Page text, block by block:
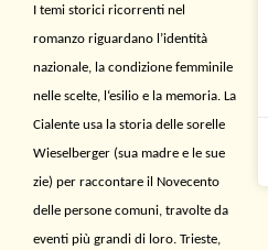
I temi storici ricorrenti nel
romanzo riguardano l’identità
nazionale, la condizione femminile
nelle scelte, ‘esilio e la memoria. La
Cialente usa la storia delle sorelle
Wieselberger (sua madre e le sue
zie) per raccontare il Novecento
delle persone comuni, travolte da
eventi più grandi di loro. Trieste,